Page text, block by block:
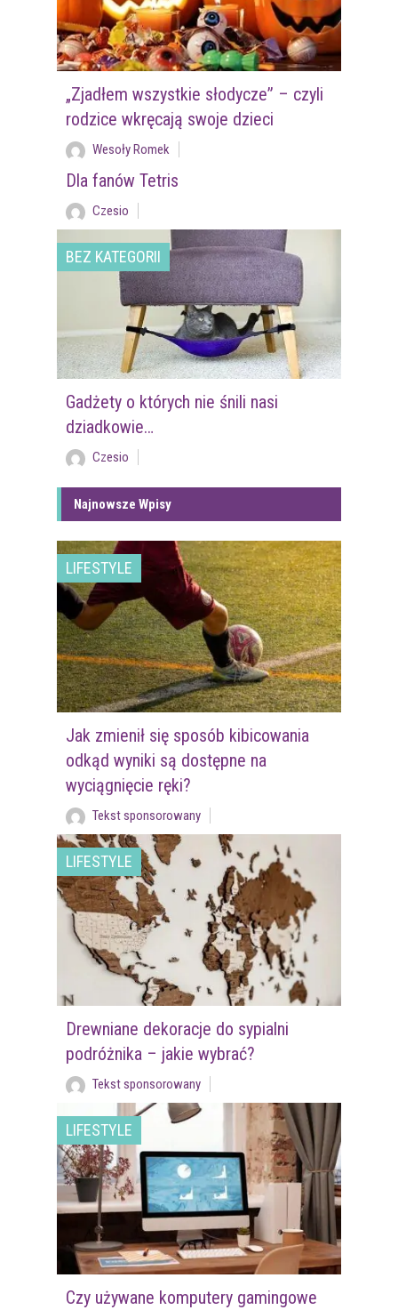
„Zjadłem wszystkie słodycze” – czyli
rodzice wkręcają swoje dzieci
Wesoły Romek
Dla fanów Tetris
Czesio
BEZ KATEGORII
Gadżety o których nie śnili nasi
dziadkowie…
Czesio
Najnowsze Wpisy
LIFESTYLE
Jak zmienił się sposób kibicowania
odkąd wyniki są dostępne na
wyciągnięcie ręki?
Tekst sponsorowany
LIFESTYLE
Drewniane dekoracje do sypialni
podróżnika – jakie wybrać?
Tekst sponsorowany
LIFESTYLE
Czy używane komputery gamingowe